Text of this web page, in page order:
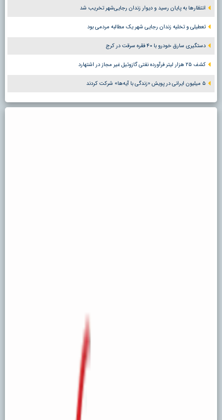
انتظارها به پایان رسید و دیوار زندان رجایی‌شهر تخریب شد
تعطیلی و تخلیه زندان رجایی شهر یک مطالبه مردمی بود
دستگیری سارق خودرو با ۴۰ فقره سرقت در کرج
کشف ۲۵ هزار لیتر فرآورده نفتی گازوئیل غیر مجاز در اشتهارد
۵ میلیون ایرانی در پویش «زندگی با آیه‌ها» شرکت کردند